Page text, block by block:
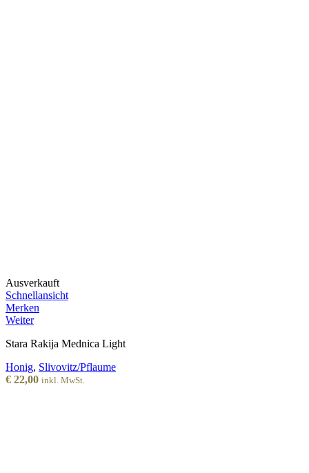
Ausverkauft
Schnellansicht
Merken
Weiter
Stara Rakija Mednica Light
Honig, Slivovitz/Pflaume
€ 22,00 inkl. MwSt.